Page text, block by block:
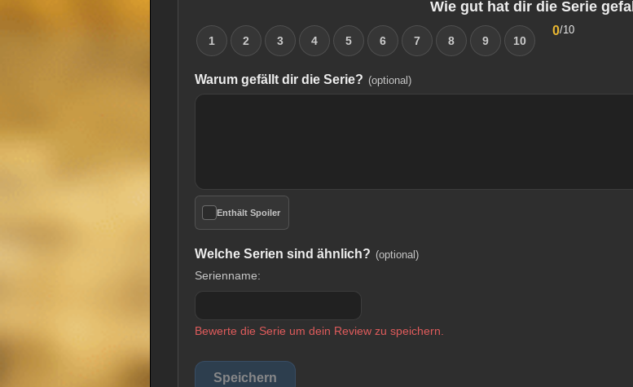
Wie gut hat dir die Serie
1 2 3 4 5 6 7 8 9 10
0/10
Warum gefällt dir die Serie? (optional)
Enthält Spoiler
Welche Serien sind ähnlich? (optional)
Serienname:
Bewerte die Serie um dein Review zu speichern.